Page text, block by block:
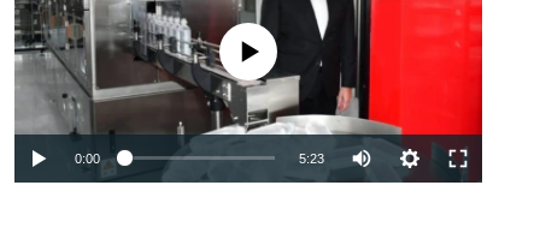
No media source currently available
0:00 5:23